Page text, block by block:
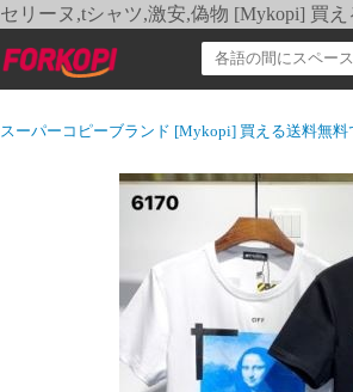
セリーヌ,tシャツ,激安,偽物 [Mykopi] 買
スーパーコピーブランド [Mykopi] 買える送料無料